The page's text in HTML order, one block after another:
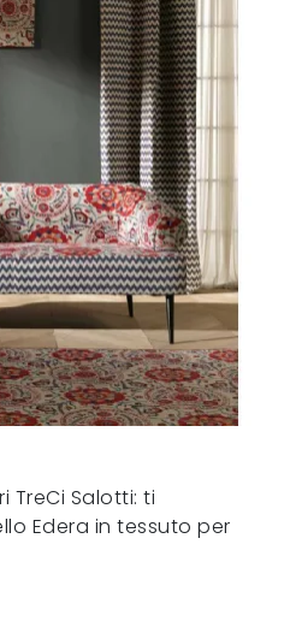
TreCi Salotti: ti
Edera in tessuto per